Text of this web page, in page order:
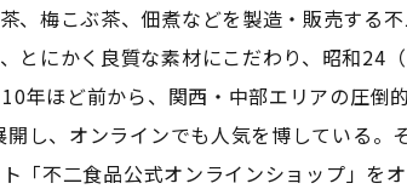
、梅こぶ茶、佃煮などを製造・販売する
とにかく良質な素材にこだわり、昭和24
年ほど前から、関西・中部エリアの圧倒
し、オンラインでも人気を博している。
「不二食品公式オンラインショップ」を